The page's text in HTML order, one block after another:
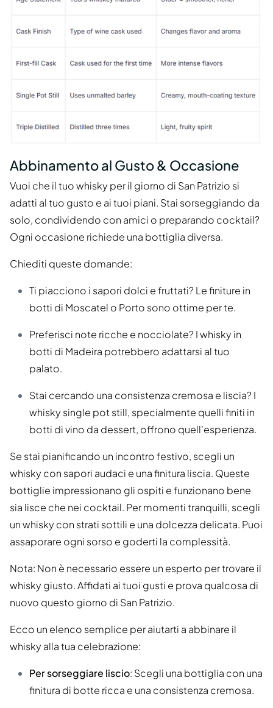
Abbinamento al Gusto & Occasione
Vuoi che il tuo whisky per il giorno di San Patrizio si
adatti al tuo gusto e ai tuoi piani. Stai sorseggiando da
solo, condividendo con amici o preparando cocktail?
Ogni occasione richiede una bottiglia diversa.
Chiediti queste domande:
Ti piacciono i sapori dolci e fruttati? Le finiture in
botti di Moscatel o Porto sono ottime per te.
Preferisci note ricche e nocciolate? I whisky in
botti di Madeira potrebbero adattarsi al tuo
palato.
Stai cercando una consistenza cremosa e liscia? I
whisky single pot still, specialmente quelli finiti in
botti di vino da dessert, offrono quell'esperienza.
Se stai pianificando un incontro festivo, scegli un
whisky con sapori audaci e una finitura liscia. Queste
bottiglie impressionano gli ospiti e funzionano bene
sia lisce che nei cocktail. Per momenti tranquilli, scegli
un whisky con strati sottili e una dolcezza delicata. Puoi
assaporare ogni sorso e goderti la complessità.
Nota: Non è necessario essere un esperto per trovare il
whisky giusto. Affidati ai tuoi gusti e prova qualcosa di
nuovo questo giorno di San Patrizio.
Ecco un elenco semplice per aiutarti a abbinare il
whisky alla tua celebrazione:
Per sorseggiare liscio: Scegli una bottiglia con una
finitura di botte ricca e una consistenza cremosa.